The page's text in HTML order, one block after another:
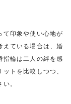
て印象や使い心地が
えている場合は、婚
指輪は二人の絆を感
トを比較しつつ、
。